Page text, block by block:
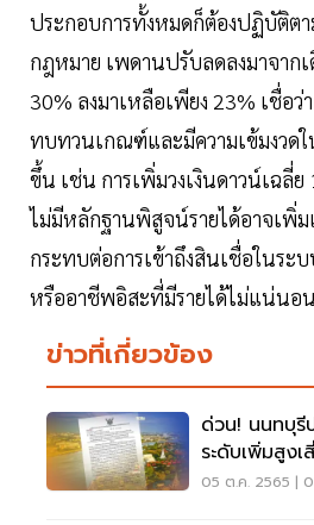
ประกอบการทั้งหมดก็ต้องปฏิบัติต
กฎหมาย เพดานปรับลดลงมาจาก
30% ลงมาเหลือเพียง 23% เชื่อว่
ทบทวนเกณฑ์และมีความเข้มงวด
ขึ้น เช่น การเพิ่มวงเงินดาวน์เฉลี่
ไม่มีหลักฐานพิสูจน์รายได้อาจเพิ่ม
กระทบต่อการเข้าถึงสินเชื่อในระ
หรืออาชีพอิสะที่มีรายได้ไม่แน่นอน
ข่าวที่เกี่ยวข้อง
ด่วน! นนทบุรี
ระดับเพิ่มสูง
05 ต.ค. 2565 |